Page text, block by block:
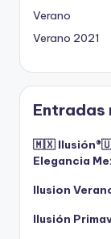
Verano
Verano 2021
Entradas
🇲🇽
Elegancia
Ilusion
Ilusión